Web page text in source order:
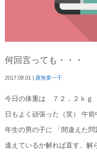
何回言っても・・・
2017.08.01 | 露無要一千
今日の体重は ７２．２ｋ
日もよく頑張った（笑） 午
年生の男の子に 「間違えた
違えているか解れば直す、解